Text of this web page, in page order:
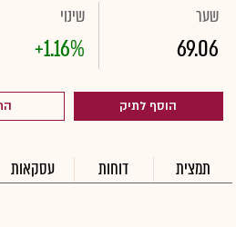
שער
69.06
שינוי
+1.16%
הוסף לתיק
תמצית דוחות עסקאות